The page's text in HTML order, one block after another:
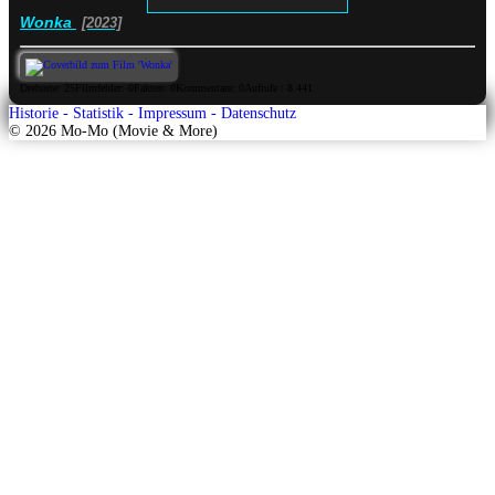
Wonka [2023]
Drehorte : 25 Filmfehler Fakten
Historie - Statistik - Impressum - Datenschutz
© 2026 Mo-Mo (Movie & More)